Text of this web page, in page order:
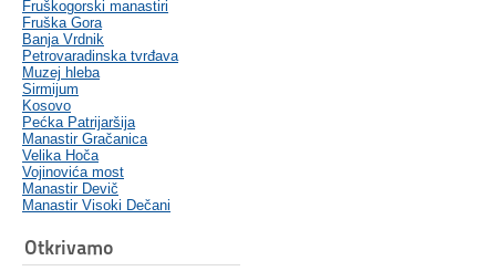
Fruškogorski manastiri
Fruška Gora
Banja Vrdnik
Petrovaradinska tvrđava
Muzej hleba
Sirmijum
Kosovo
Pećka Patrijaršija
Manastir Gračanica
Velika Hoča
Vojinovića most
Manastir Devič
Manastir Visoki Dečani
Otkrivamo